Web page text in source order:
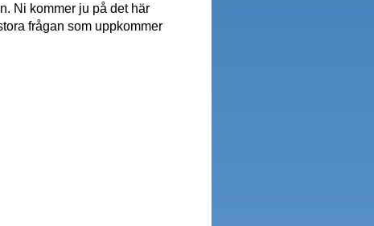
Ni kommer ju på det här
frågan som uppkommer